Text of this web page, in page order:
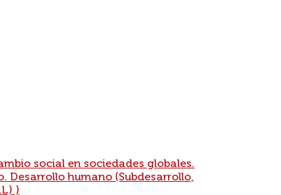
social en sociedades globales.
Desarrollo humano (Subdesarrollo,
)